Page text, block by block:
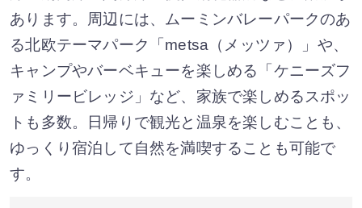
あります。周辺には、ムーミンバレーパークのあ
る北欧テーマパーク「metsa（メッツァ）」や、
キャンプやバーベキューを楽しめる「ケニーズフ
ァミリービレッジ」など、家族で楽しめるスポッ
トも多数。日帰りで観光と温泉を楽しむことも、
ゆっくり宿泊して自然を満喫することも可能で
す。